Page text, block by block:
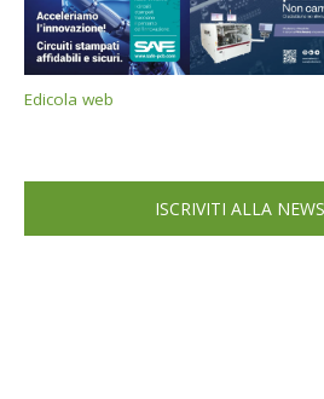
Edicola web
ISCRIVITI ALLA